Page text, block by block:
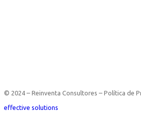
© 2024 – Reinventa Consultores – Política de
effective solutions